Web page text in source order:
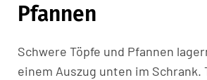
Pfannen
Schwere Töpfe und Pfannen
einem Auszug unten im Schrank.